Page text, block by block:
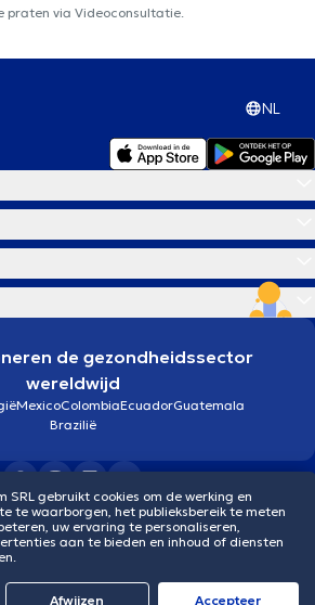
praten via Videoconsultatie.
NL
de gezondheidssector
wereldwijd
MexicoColombiaEcuadorGuatemala
Brazilië
CookiesPrivacybeleid
© 2026 doctoranytime
SRL gebruikt cookies om de werking en
te waarborgen, het publieksbereik te meten
uw ervaring te personaliseren,
aan te bieden en inhoud of diensten
Afwijzen Αccepteer